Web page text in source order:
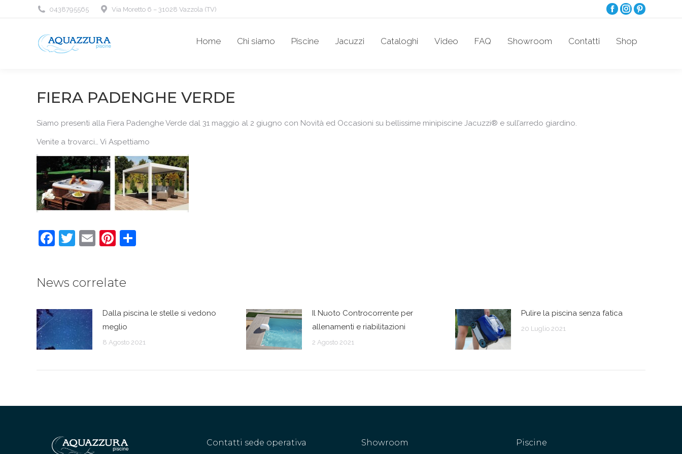
0438795565 Via Moretto 6 – 31028 Vazzola (TV)
Facebook
opens
Instagram
opens
Pinterest
Home Chi siamo Piscine Jacuzzi Cataloghi Video FAQ Showroom Contatti Shop
FIERA PADENGHE VERDE
Siamo presenti alla Fiera Padenghe Verde dal 31 maggio al 2 giugno con Novità ed Occasioni su bellissime minipiscine Jacuzzi® e sull’arredo giardino.
Venite a trovarci… Vi Aspettiamo
Facebook
Twitter
EmailPinterest
News correlate
Dalla piscina le stelle si vedono
meglio
8 Agosto 2021
Il Nuoto Controcorrente per
allenamenti e riabilitazioni
2 Agosto 2021
Pulire la piscina senza fatica
20 Luglio 2021
Contatti sede operativa Showroom Piscine